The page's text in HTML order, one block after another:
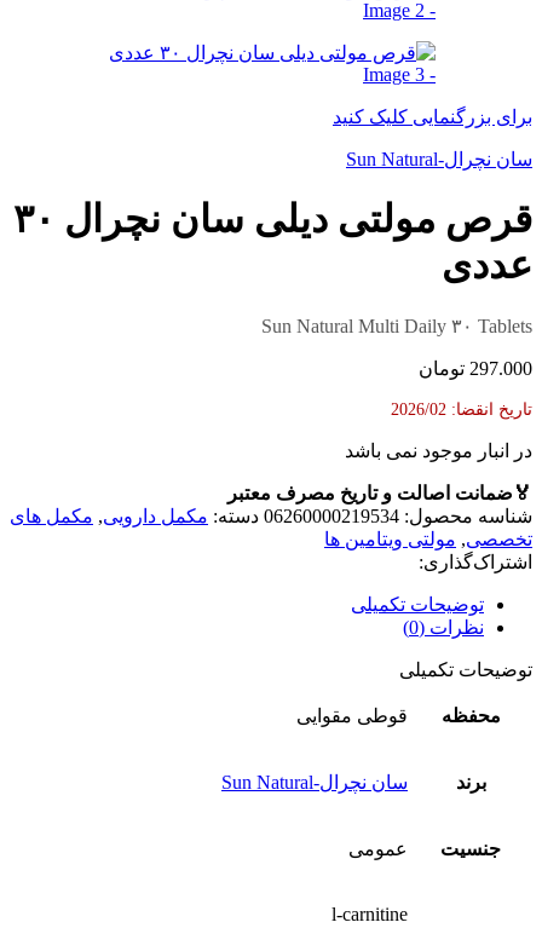
برای بزرگنمایی کلیک کنید
سان نچرال-Sun Natural
قرص مولتی دیلی سان نچرال ۳۰
عددی
Sun Natural Multi Daily ۳۰ Tablets
297.000 تومان
تاریخ انقضا: 2026/02
در انبار موجود نمی باشد
🏅 ضمانت اصالت و تاریخ مصرف معتبر
شناسه محصول: 06260000219534 دسته: مکمل دارویی, مکمل های
تخصصی, مولتی ویتامین ها
اشتراک‌گذاری:
توضیحات تکمیلی
نظرات (0)
توضیحات تکمیلی
محفظه قوطی مقوایی
برند سان نچرال-Sun Natural
جنسیت عمومی
l-carnitine